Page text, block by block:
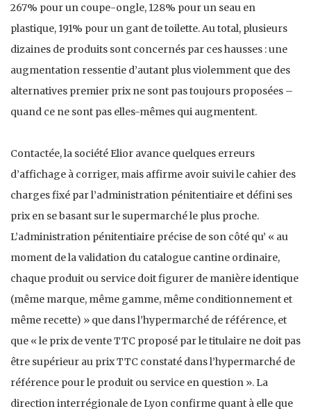
267% pour un coupe-ongle, 128% pour un seau en
plastique, 191% pour un gant de toilette. Au total, plusieurs
dizaines de produits sont concernés par ces hausses : une
augmentation ressentie d’autant plus violemment que des
alternatives premier prix ne sont pas toujours proposées –
quand ce ne sont pas elles-mêmes qui augmentent.
Contactée, la société Elior avance quelques erreurs
d’affichage à corriger, mais affirme avoir suivi le cahier des
charges fixé par l’administration pénitentiaire et défini ses
prix en se basant sur le supermarché le plus proche.
L’administration pénitentiaire précise de son côté qu’ « au
moment de la validation du catalogue cantine ordinaire,
chaque produit ou service doit figurer de manière identique
(même marque, même gamme, même conditionnement et
même recette) » que dans l’hypermarché de référence, et
que « le prix de vente TTC proposé par le titulaire ne doit pas
être supérieur au prix TTC constaté dans l’hypermarché de
référence pour le produit ou service en question ». La
direction interrégionale de Lyon confirme quant à elle que